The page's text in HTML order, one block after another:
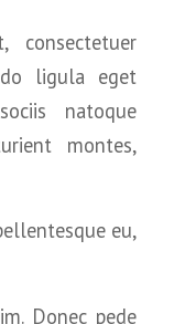
ligula eget
natoque
montes,
eu,
Donec pede